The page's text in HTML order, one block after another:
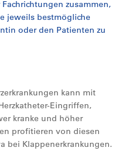
zusammen,
jeweils bestmögliche
oder den Patienten zu
kann mit
Eingriffen,
kranke und höher
profitieren von diesen
bei Klappenerkrankungen.